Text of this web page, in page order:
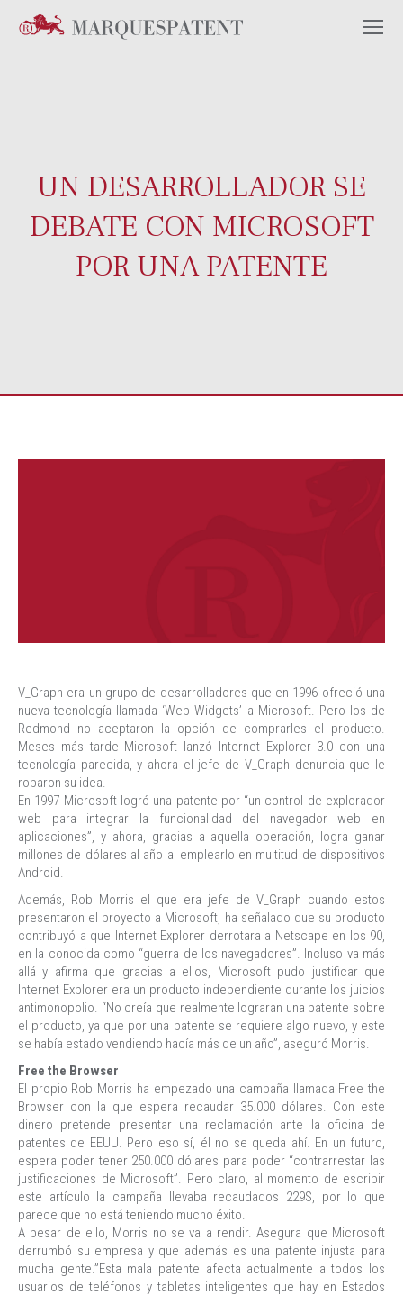
UN DESARROLLADOR SE
DEBATE CON MICROSOFT
POR UNA PATENTE
V_Graph era un grupo de desarrolladores que en 1996 ofreció una
nueva tecnología llamada ‘Web Widgets’ a Microsoft. Pero los de
Redmond no aceptaron la opción de comprarles el producto.
Meses más tarde Microsoft lanzó Internet Explorer 3.0 con una
tecnología parecida, y ahora el jefe de V_Graph denuncia que le
robaron su idea.
En 1997 Microsoft logró una patente por “un control de explorador
web para integrar la funcionalidad del navegador web en
aplicaciones”, y ahora, gracias a aquella operación, logra ganar
millones de dólares al año al emplearlo en multitud de dispositivos
Android.
Además, Rob Morris el que era jefe de V_Graph cuando estos
presentaron el proyecto a Microsoft, ha señalado que su producto
contribuyó a que Internet Explorer derrotara a Netscape en los 90,
en la conocida como “guerra de los navegadores”. Incluso va más
allá y afirma que gracias a ellos, Microsoft pudo justificar que
Internet Explorer era un producto independiente durante los juicios
antimonopolio. “No creía que realmente lograran una patente sobre
el producto, ya que por una patente se requiere algo nuevo, y este
se había estado vendiendo hacía más de un año”, aseguró Morris.
Free the Browser
El propio Rob Morris ha empezado una campaña llamada Free the
Browser con la que espera recaudar 35.000 dólares. Con este
dinero pretende presentar una reclamación ante la oficina de
patentes de EEUU. Pero eso sí, él no se queda ahí. En un futuro,
espera poder tener 250.000 dólares para poder “contrarrestar las
justificaciones de Microsoft”. Pero claro, al momento de escribir
este artículo la campaña llevaba recaudados 229$, por lo que
parece que no está teniendo mucho éxito.
A pesar de ello, Morris no se va a rendir. Asegura que Microsoft
derrumbó su empresa y que además es una patente injusta para
mucha gente.”Esta mala patente afecta actualmente a todos los
usuarios de teléfonos y tabletas inteligentes que hay en Estados